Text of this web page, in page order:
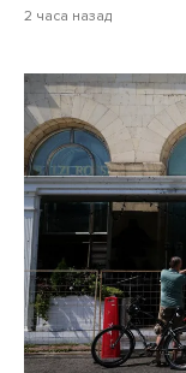
2 часа назад